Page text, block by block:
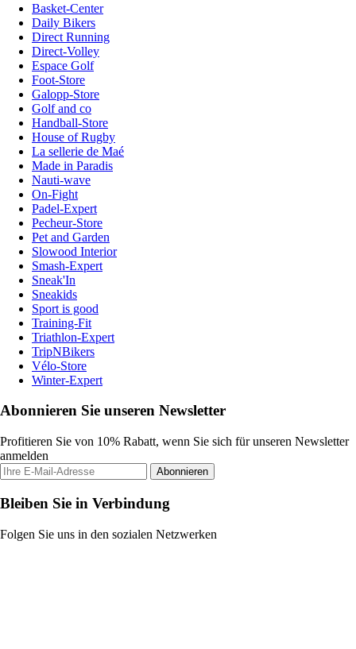
Basket-Center
Daily Bikers
Direct Running
Direct-Volley
Espace Golf
Foot-Store
Galopp-Store
Golf and co
Handball-Store
House of Rugby
La sellerie de Maé
Made in Paradis
Nauti-wave
On-Fight
Padel-Expert
Pecheur-Store
Pet and Garden
Slowood Interior
Smash-Expert
Sneak'In
Sneakids
Sport is good
Training-Fit
Triathlon-Expert
TripNBikers
Vélo-Store
Winter-Expert
Abonnieren Sie unseren Newsletter
Profitieren Sie von 10% Rabatt, wenn Sie sich für unseren Newsletter
anmelden
Abonnieren
Bleiben Sie in Verbindung
Folgen Sie uns in den sozialen Netzwerken